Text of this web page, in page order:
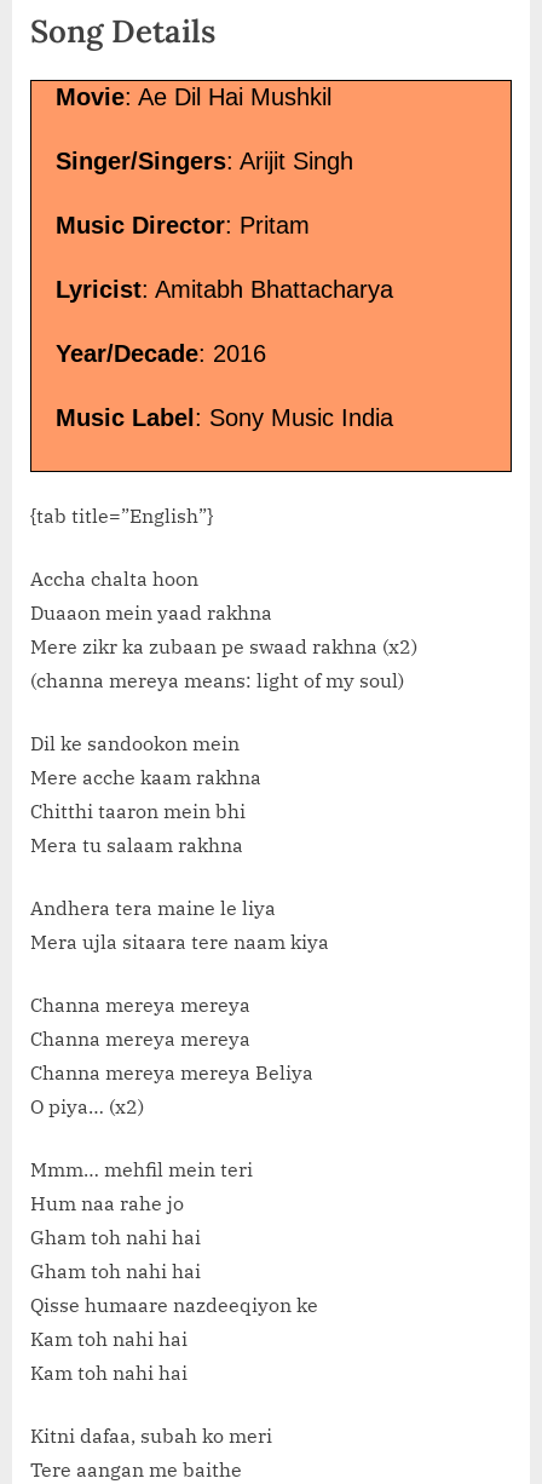
Song Details
Movie: Ae Dil Hai Mushkil
Singer/Singers: Arijit Singh
Music Director: Pritam
Lyricist: Amitabh Bhattacharya
Year/Decade: 2016
Music Label : Sony Music India
{tab title=”English”}
Accha chalta hoon
Duaaon mein yaad rakhna
Mere zikr ka zubaan pe swaad rakhna (x2)
(channa mereya means: light of my soul)
Dil ke sandookon mein
Mere acche kaam rakhna
Chitthi taaron mein bhi
Mera tu salaam rakhna
Andhera tera maine le liya
Mera ujla sitaara tere naam kiya
Channa mereya mereya
Channa mereya mereya
Channa mereya mereya Beliya
O piya… (x2)
Mmm… mehfil mein teri
Hum naa rahe jo
Gham toh nahi hai
Gham toh nahi hai
Qisse humaare nazdeeqiyon ke
Kam toh nahi hai
Kam toh nahi hai
Kitni dafaa, subah ko meri
Tere aangan me baithe